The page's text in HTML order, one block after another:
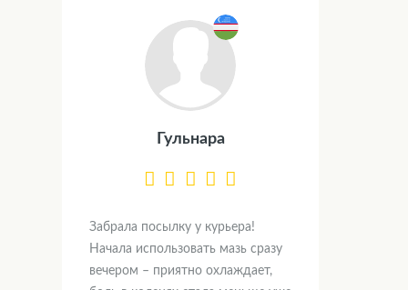
Гульнара
Забрала посылку у курьера!
Начала использовать мазь сразу
вечером – приятно охлаждает,